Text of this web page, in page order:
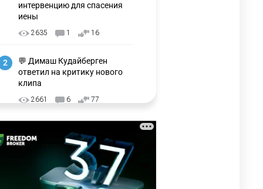
интервенцию для спасения
иены
2635 1 16
2
💬 Димаш Кудайберген
ответил на критику нового
клипа
2661 6 77
экстренном отключении ИИ
1 39
🗣 Мужчина сказал тост на